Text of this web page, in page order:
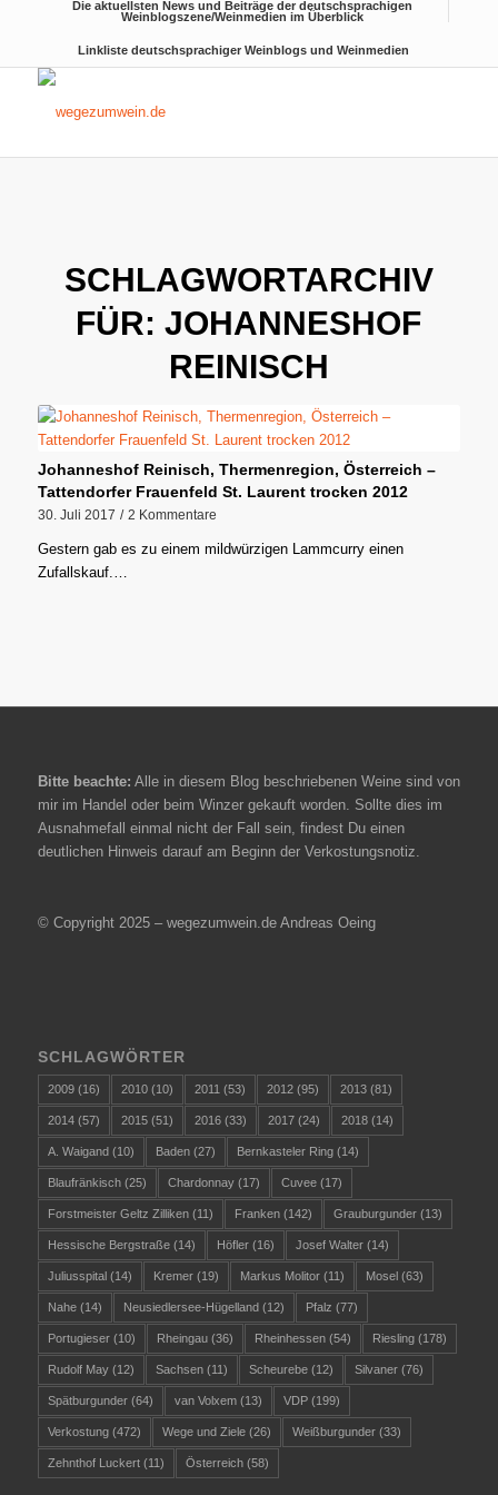
Die aktuellsten News und Beiträge der deutschsprachigen
Weinblogszene/Weinmedien im Überblick
Linkliste deutschsprachiger Weinblogs und Weinmedien
SCHLAGWORTARCHIV
FÜR:JOHANNESHOF
REINISCH
Johanneshof Reinisch, Thermenregion, Österreich –
Tattendorfer Frauenfeld St. Laurent trocken 2012
30. Juli 2017 / 2 Kommentare
Gestern gab es zu einem mildwürzigen Lammcurry einen
Zufallskauf.…
Bitte beachte: Alle in diesem Blog beschriebenen Weine sind von
mir im Handel oder beim Winzer gekauft worden. Sollte dies im
Ausnahmefall einmal nicht der Fall sein, findest Du einen
deutlichen Hinweis darauf am Beginn der Verkostungsnotiz.
© Copyright 2025 – wegezumwein.de Andreas Oeing
SCHLAGWÖRTER
2009(16) 2010(10) 2011 (53) 2012(95) 2013(81)
2014(57) 2015(51) 2016(33) 2017(24) 2018(14)
A. Waigand (10) Baden(27) Bernkasteler Ring(14)
Blaufränkisch(25) Chardonnay(17) Cuvee(17)
Forstmeister Geltz Zilliken(11) Franken(142) Grauburgunder(13)
Hessische Bergstraße(14) Höfler(16) Josef Walter(14)
Juliusspital (14) Kremer(19) Markus Molitor(11) Mosel (63)
Nahe(14) Neusiedlersee-Hügelland (12) Pfalz (77)
Portugieser(10) Rheingau(36) Rheinhessen(54) Riesling(178)
Rudolf May(12) Sachsen(11) Scheurebe(12) Silvaner(76)
Spätburgunder(64) van Volxem(13) VDP(199)
Verkostung(472) Wege und Ziele(26) Weißburgunder(33)
Zehnthof Luckert(11) Österreich(58)